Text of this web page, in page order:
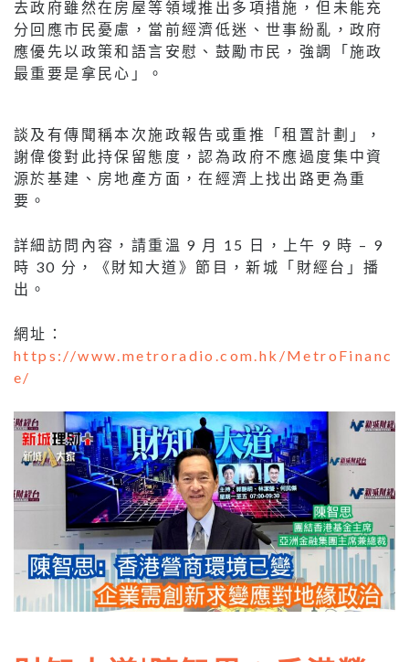
去政府雖然在房屋等領域推出多項措施，但未能充
分回應市民憂慮，當前經濟低迷、世事紛亂，政府
應優先以政策和語言安慰、鼓勵市民，強調「施政
最重要是拿民心」。
談及有傳聞稱本次施政報告或重推「租置計劃」，
謝偉俊對此持保留態度，認為政府不應過度集中資
源於基建、房地產方面，在經濟上找出路更為重
要。
詳細訪問內容，請重溫 9 月 15 日，上午 9 時 – 9
時 30 分，《財知大道》節目，新城「財經台」播
出。
網址：
https://www.metroradio.com.hk/MetroFinanc
e/